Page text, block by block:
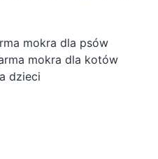
mokra dla psów
mokra dla kotów
dzieci